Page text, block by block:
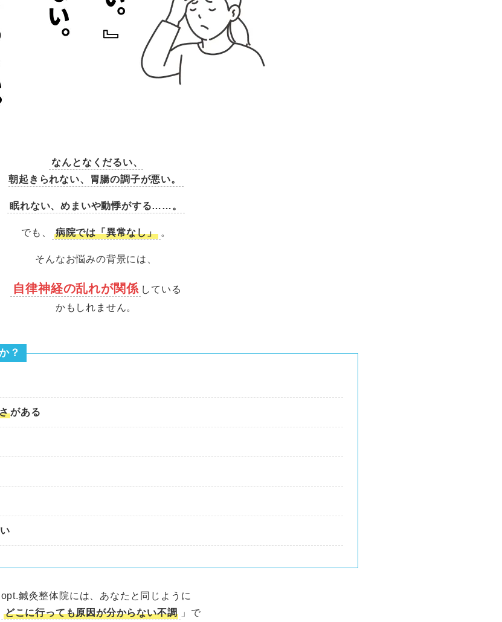
なんとなくだるい、
朝起きられない、胃腸の調子が悪い。
眠れない、めまいや動悸がする……。
でも、 病院では「異常なし」 。
そんなお悩みの背景には、
自律神経の乱れが関係 している
かもしれません。
？
がある
opt.鍼灸整体院には、あなたと同じように
どこに行っても原因が分からない不調
」で